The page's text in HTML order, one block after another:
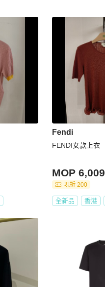
Fendi
FENDI女款上衣
MOP 6,009
現折 200
全新品 香港